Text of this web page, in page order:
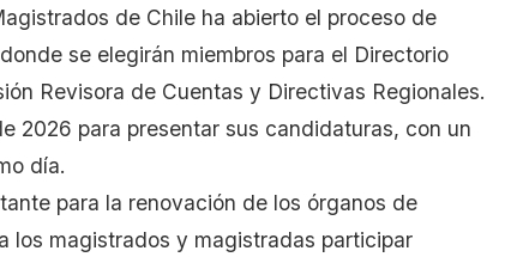
de Chile ha abierto el proceso de
se elegirán miembros para el Directorio
Revisora de Cuentas y Directivas Regionales.
2026 para presentar sus candidaturas, con un
día.
para la renovación de los órganos de
los magistrados y magistradas participar